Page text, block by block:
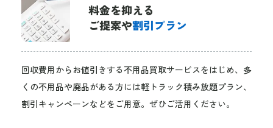
料金を抑える
ご提案や割引プラン
回収費用からお値引きする不用品買取サービスをはじめ、多
くの不用品や廃品がある方には軽トラック積み放題プラン、
割引キャンペーンなどをご用意。ぜひご活用ください。